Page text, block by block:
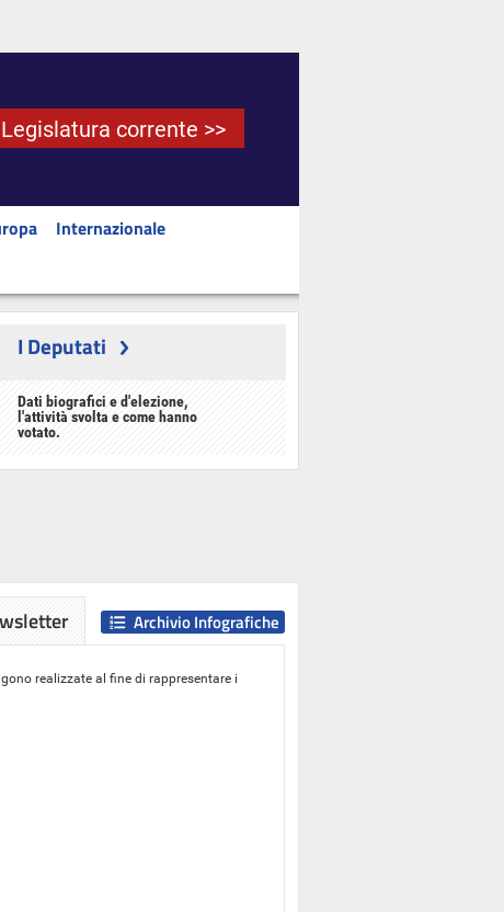
corrente >>
Internazionale
I Deputati
Dati biografici e d'elezione,
l'attività svolta e come hanno
votato.
realizzate al fine di rappresentare i
Archivio Infografiche